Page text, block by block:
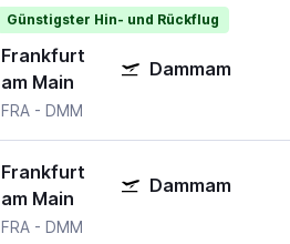
Günstigster Hin- und Rückflug
Frankfurt
am Main
Dammam
FRA- DMM
Frankfurt
am Main
Dammam
FRA- DMM